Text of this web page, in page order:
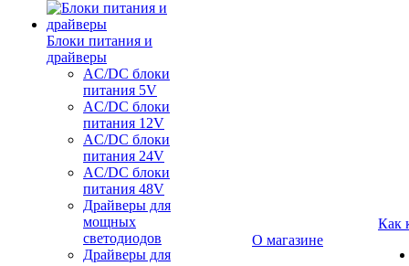
Блоки питания и
драйверы
AC/DC блоки
питания 5V
AC/DC блоки
питания 12V
AC/DC блоки
питания 24V
AC/DC блоки
питания 48V
Драйверы для
мощных
светодиодов
Драйверы для
О магазине
Как